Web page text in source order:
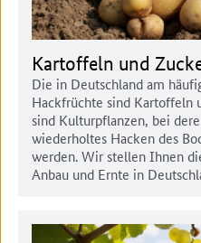
Kartoffeln und
Die in Deutschland am
Hackfrüchte sind Kartoffeln
sind Kulturpflanzen, bei
wiederholtes Hacken des
werden. Wir stellen Ihnen
Anbau und Ernte in